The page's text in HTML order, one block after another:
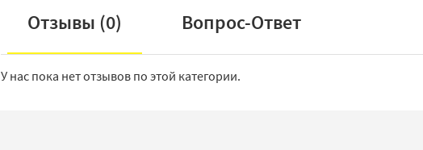
Отзывы (0) Вопрос-Ответ
У нас пока нет отзывов по этой категории.